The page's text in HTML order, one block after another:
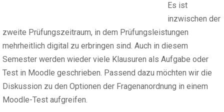
Es ist
inzwischen der
zweite Prüfungszeitraum, in dem Prüfungsleistungen
mehrheitlich digital zu erbringen sind. Auch in diesem
Semester werden wieder viele Klausuren als Aufgabe oder
Test in Moodle geschrieben. Passend dazu möchten wir die
Diskussion zu den Optionen der Fragenanordnung in einem
Moodle-Test aufgreifen.